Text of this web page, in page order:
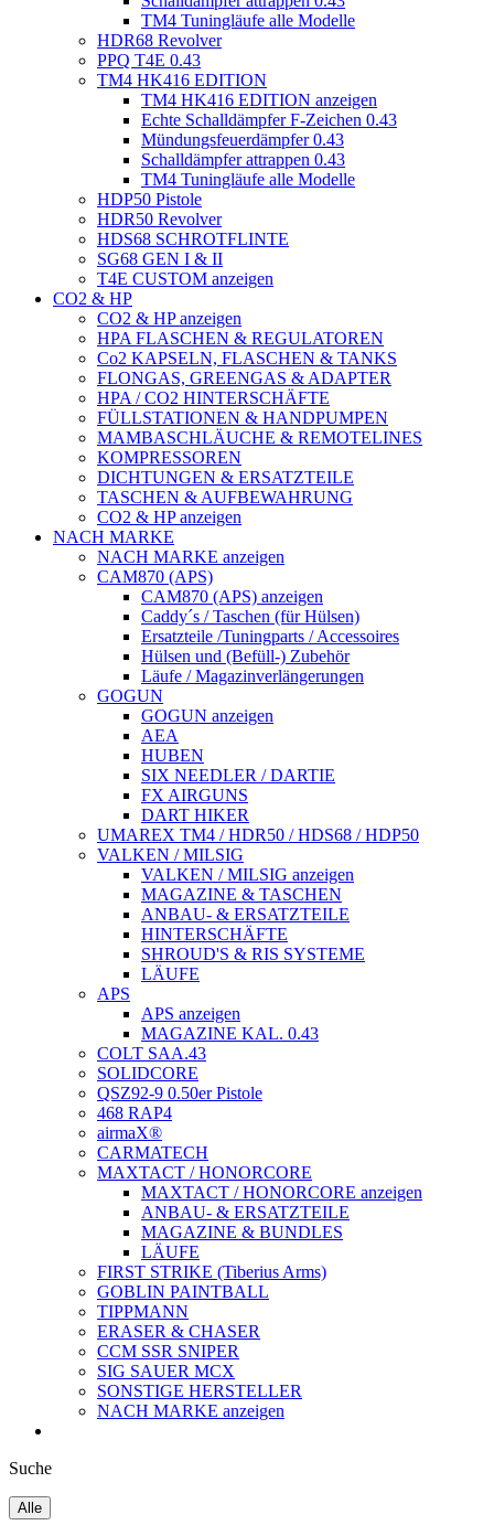
TM4 Tuningläufe alle Modelle
HDR68 Revolver
PPQ T4E 0.43
TM4 HK416 EDITION
TM4 HK416 EDITION anzeigen
Echte Schalldämpfer F-Zeichen 0.43
Mündungsfeuerdämpfer 0.43
Schalldämpfer attrappen 0.43
TM4 Tuningläufe alle Modelle
HDP50 Pistole
HDR50 Revolver
HDS68 SCHROTFLINTE
SG68 GEN I & II
T4E CUSTOM anzeigen
CO2 & HP
CO2 & HP anzeigen
HPA FLASCHEN & REGULATOREN
Co2 KAPSELN, FLASCHEN & TANKS
FLONGAS, GREENGAS & ADAPTER
HPA / CO2 HINTERSCHÄFTE
FÜLLSTATIONEN & HANDPUMPEN
MAMBASCHLÄUCHE & REMOTELINES
KOMPRESSOREN
DICHTUNGEN & ERSATZTEILE
TASCHEN & AUFBEWAHRUNG
CO2 & HP anzeigen
NACH MARKE
NACH MARKE anzeigen
CAM870 (APS)
CAM870 (APS) anzeigen
Caddy´s / Taschen (für Hülsen)
Ersatzteile /Tuningparts / Accessoires
Hülsen und (Befüll-) Zubehör
Läufe / Magazinverlängerungen
GOGUN
GOGUN anzeigen
AEA
HUBEN
SIX NEEDLER / DARTIE
FX AIRGUNS
DART HIKER
UMAREX TM4 / HDR50 / HDS68 / HDP50
VALKEN / MILSIG
VALKEN / MILSIG anzeigen
MAGAZINE & TASCHEN
ANBAU- & ERSATZTEILE
HINTERSCHÄFTE
SHROUD'S & RIS SYSTEME
LÄUFE
APS
APS anzeigen
MAGAZINE KAL. 0.43
COLT SAA.43
SOLIDCORE
QSZ92-9 0.50er Pistole
468 RAP4
airmaX®
CARMATECH
MAXTACT / HONORCORE
MAXTACT / HONORCORE anzeigen
ANBAU- & ERSATZTEILE
MAGAZINE & BUNDLES
LÄUFE
FIRST STRIKE (Tiberius Arms)
GOBLIN PAINTBALL
TIPPMANN
ERASER & CHASER
CCM SSR SNIPER
SIG SAUER MCX
SONSTIGE HERSTELLER
NACH MARKE anzeigen
Suche
Alle